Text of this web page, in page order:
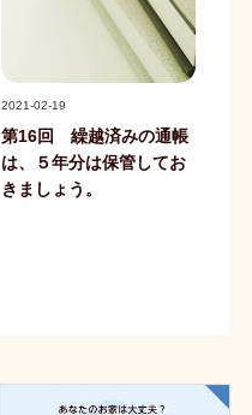
2021-02-19
第16回 繰越済みの通帳
は、５年分は保管してお
きましょう。